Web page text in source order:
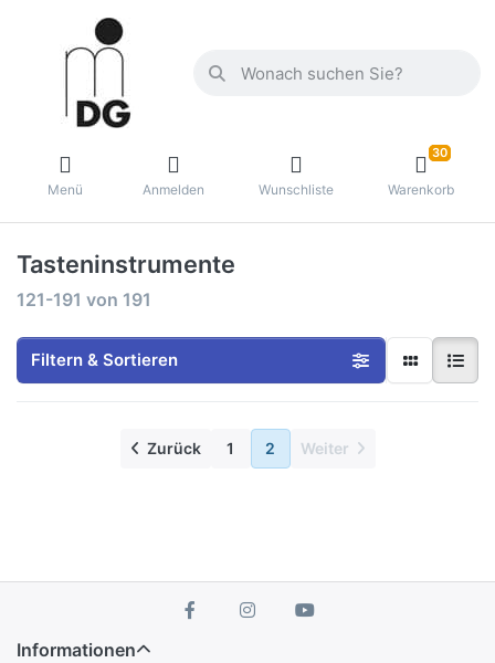
Menü Anmelden Wunschliste
30
Warenkorb
Tasteninstrumente
121-191 von 191
Filtern & Sortieren
Zurück 1 2 Weiter
Informationen